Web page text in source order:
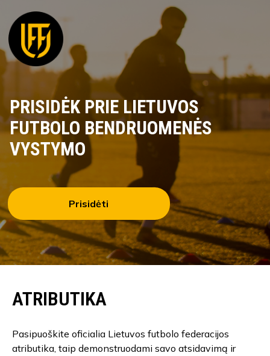
PRISIDĖK PRIE LIETUVOS
FUTBOLO BENDRUOMENĖS
VYSTYMO
Prisidėti
ATRIBUTIKA
Pasipuoškite oficialia Lietuvos futbolo federacijos
atributika, taip demonstruodami savo atsidavimą ir